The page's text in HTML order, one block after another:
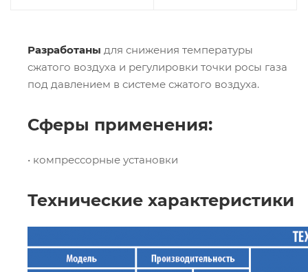
Разработаны для снижения температуры
сжатого воздуха и регулировки точки росы газа
под давлением в системе сжатого воздуха.
Сферы применения:
• компрессорные установки
Технические характеристики